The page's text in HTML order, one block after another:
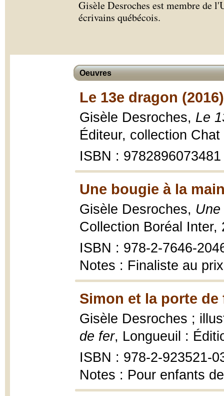
Gisèle Desroches est membre de
écrivains québécois.
Oeuvres
Le 13e dragon (2016)
Gisèle Desroches, Le
Éditeur, collection
ISBN : 9782896073481
Une bougie à la
Gisèle Desroches,
Collection Boréal Inter,
ISBN : 978-2-7646-
Notes : Finaliste au
Simon et la porte de
Gisèle Desroches ;
de fer, Longueuil :
ISBN : 978-2-923521-
Notes : Pour enfants